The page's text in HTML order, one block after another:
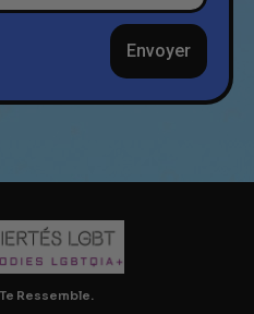
Envoyer
Ressemble.